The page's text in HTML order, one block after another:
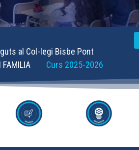
al Col-legi Bisbe Pont
FAMILIA Curs 2025-2026